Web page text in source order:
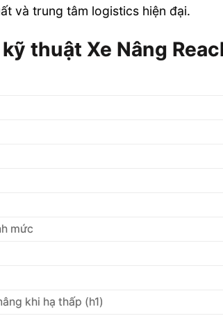
và trung tâm logistics hiện đại.
thuật Xe Nâng
mức
khi hạ thấp (h1)